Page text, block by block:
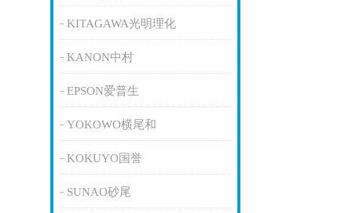
KITAGAWA光明理化
KANON中村
EPSON爱普生
YOKOWO横尾和
KOKUYO国誉
SUNAO砂尾